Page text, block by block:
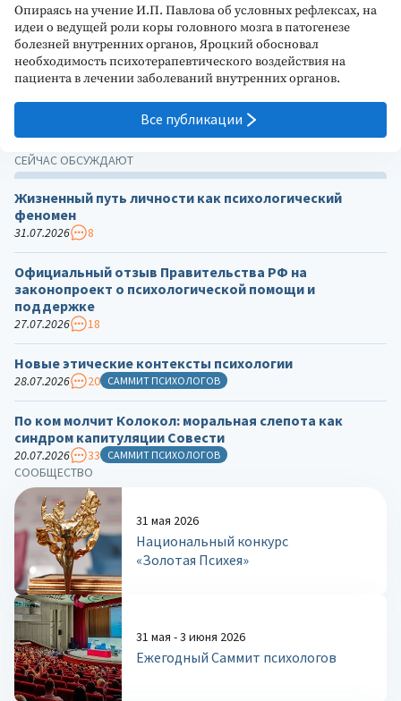
Опираясь на учение И.П. Павлова об условных рефлексах, на
идеи о ведущей роли коры головного мозга в патогенезе
болезней внутренних органов, Яроцкий обосновал
необходимость психотерапевтического воздействия на
пациента в лечении заболеваний внутренних органов.
Все публикации
СООБЩЕСТВО
31 мая 2026
Национальный конкурс
«Золотая Психея»
31 мая - 3 июня 2026
Ежегодный Саммит психологов
СЕЙЧАС ОБСУЖДАЮТ
Жизненный путь личности как психологический
феномен
31.07.2026 8
Официальный отзыв Правительства РФ на
законопроект о психологической помощи и
поддержке
27.07.2026 18
Новые этические контексты психологии
28.07.2026 20 САММИТ ПСИХОЛОГОВ
По ком молчит Колокол: моральная слепота как
синдром капитуляции Совести
20.07.2026 33 САММИТ ПСИХОЛОГОВ